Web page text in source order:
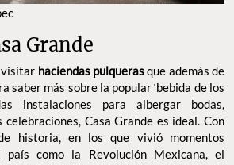
FOTO: HACIENDA SOLTEPEC
visitarhaciendas pulquerasque además
saber más sobre la popular ‘bebida de